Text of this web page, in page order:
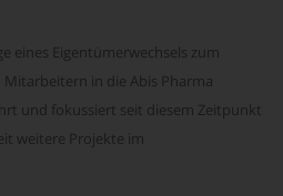
eines Eigentümerwechsels zum
Mitarbeitern in die Abis Pharma
und fokussiert seit diesem Zeitpunkt
weitere Projekte im